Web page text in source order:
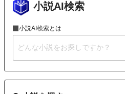
小説AI検索
小説AI検索とは